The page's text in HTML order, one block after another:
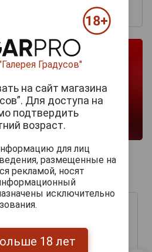
CASA 1910
Градусов"
на сайт магазина
Для доступа на
подтвердить
возраст.
для лиц
размещенные на
рекламой, носят
исключительно
18 лет